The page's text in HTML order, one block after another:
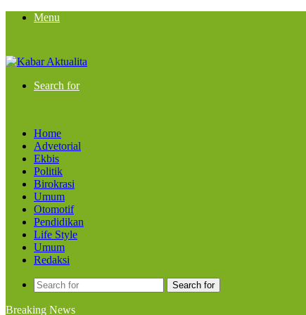
Menu
Search for
Home
Advetorial
Ekbis
Politik
Birokrasi
Umum
Otomotif
Pendidikan
Life Style
Umum
Redaksi
Search for
Breaking News